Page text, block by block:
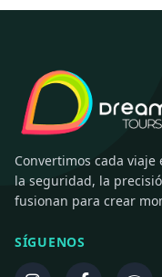
Convertimos cada
la seguridad, la
fusionan para crear
SÍGUENOS